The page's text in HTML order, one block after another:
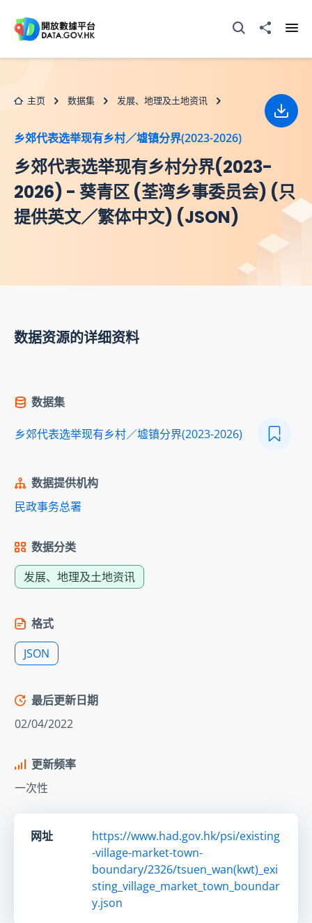
打开搜寻器分享至
主页 数据集 发展、地理及土地资讯
乡郊代表选举现有乡村／墟镇分界(2023-2026)
乡郊代表选举现有乡村分界(2023-
2026) - 葵青区 (荃湾乡事委员会) (只
提供英文／繁体中文) (JSON)
下载
数据资源的详细资料
数据集
乡郊代表选举现有乡村／墟镇分界(2023-2026)
数据提供机构
民政事务总署
数据分类
发展、地理及土地资讯
格式
JSON
最后更新日期
02/04/2022
更新频率
一次性
网址
https://www.had.gov.hk/psi/existing
-village-market-town-
boundary/2326/tsuen_wan(kwt)_exi
sting_village_market_town_boundar
y.json